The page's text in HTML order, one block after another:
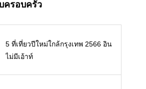
ครอบครัว
5 ที่เที่ยวปีใหม่ใกล้กรุงเทพ 2566 อิน
ไม่มีเอ้าท์